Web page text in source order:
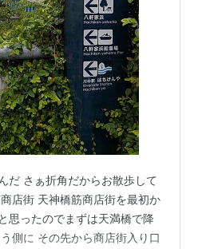
だ さぁ折角だからお散歩して
店街 天神橋筋商店街を最初か
思ったのでまずは天満橋で降
側に その先から商店街入り口